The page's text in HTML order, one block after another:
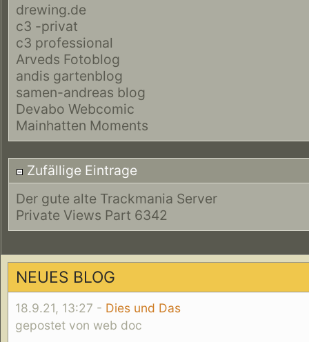
drewing.de
c3 -privat
c3 professional
Arveds Fotoblog
andis gartenblog
samen-andreas blog
Devabo Webcomic
Mainhatten Moments
Zufällige Eintrage
Der gute alte Trackmania Server
Private Views Part 6342
NEUES BLOG
18.9.21, 13:27 - Dies und Das
gepostet von web doc